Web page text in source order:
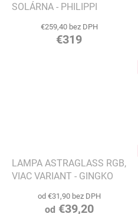
SOLÁRNA - PHILIPPI
€259,40 bez DPH
€319
LAMPA ASTRAGLASS RGB,
VIAC VARIANT - GINGKO
od €31,90 bez DPH
od €39,20